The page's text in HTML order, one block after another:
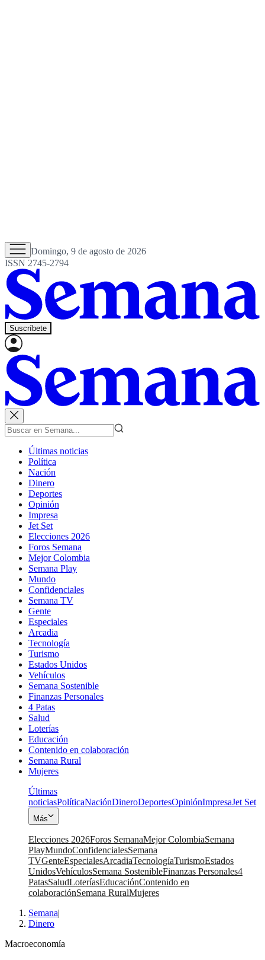
Domingo, 9 de agosto de 2026
ISSN 2745-2794
Suscríbete
Últimas noticias
Política
Nación
Dinero
Deportes
Opinión
Impresa
Jet Set
Elecciones 2026
Foros Semana
Mejor Colombia
Semana Play
Mundo
Confidenciales
Semana TV
Gente
Especiales
Arcadia
Tecnología
Turismo
Estados Unidos
Vehículos
Semana Sostenible
Finanzas Personales
4 Patas
Salud
Loterías
Educación
Contenido en colaboración
Semana Rural
Mujeres
Últimas
noticiasPolíticaNaciónDineroDeportesOpiniónImpresaJet Set
Más
Elecciones 2026Foros SemanaMejor ColombiaSemana
PlayMundoConfidencialesSemana
TVGenteEspecialesArcadiaTecnologíaTurismoEstados
UnidosVehículosSemana SostenibleFinanzas Personales4
PatasSaludLoteríasEducaciónContenido en
colaboraciónSemana RuralMujeres
Semana|
Dinero
Macroeconomía